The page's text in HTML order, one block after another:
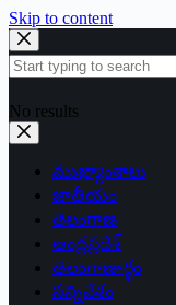
Skip to content
No results
ముఖ్యాంశాలు
జాతీయం
తెలంగాణ
ఆంధ్రప్రదేశ్
తెలంగాణార్థం
సన్నివేశం